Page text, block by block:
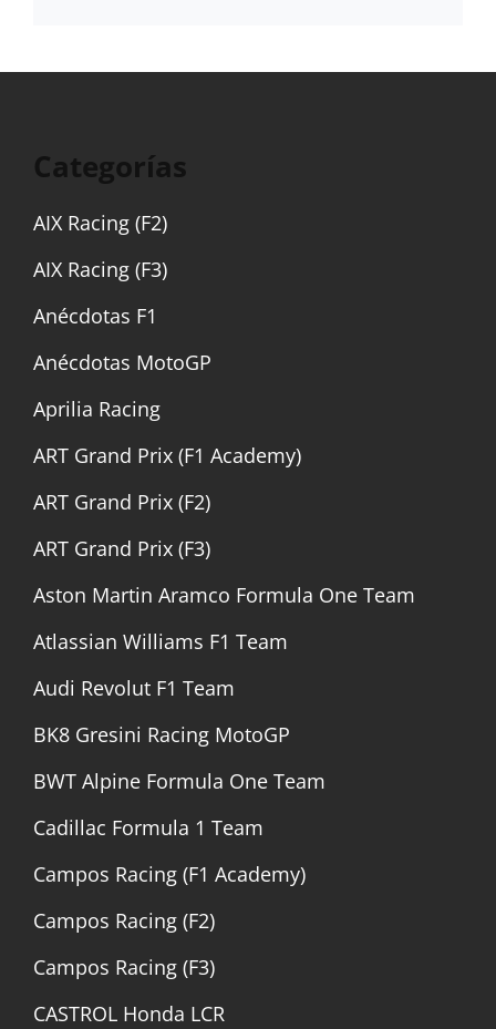
Categorías
AIX Racing (F2)
AIX Racing (F3)
Anécdotas F1
Anécdotas MotoGP
Aprilia Racing
ART Grand Prix (F1 Academy)
ART Grand Prix (F2)
ART Grand Prix (F3)
Aston Martin Aramco Formula One Team
Atlassian Williams F1 Team
Audi Revolut F1 Team
BK8 Gresini Racing MotoGP
BWT Alpine Formula One Team
Cadillac Formula 1 Team
Campos Racing (F1 Academy)
Campos Racing (F2)
Campos Racing (F3)
CASTROL Honda LCR